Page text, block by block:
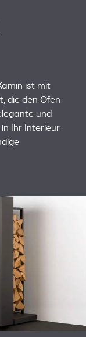
ist mit
die den Ofen
und
Ihr Interieur